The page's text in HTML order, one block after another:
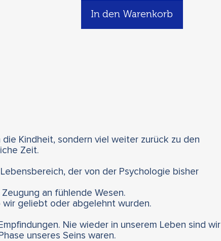
In den Warenkorb
Kindheit, sondern viel weiter zurück zu den
Zeit.
der von der Psychologie bisher
an fühlende Wesen.
geliebt oder abgelehnt wurden.
Nie wieder in unserem Leben sind wir
unseres Seins waren.